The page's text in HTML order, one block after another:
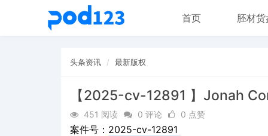
首页 胚材货
头条资讯 最新版权
【2025-cv-12891 】Jonah
451 阅读 0 评论 0 点赞
案件号： 2025-cv-12891